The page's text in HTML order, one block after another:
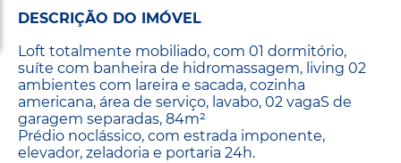
DESCRIÇÃO DO IMÓVEL
Loft totalmente mobiliado, com 01 dormitório,
suíte com banheira de hidromassagem, living 02
ambientes com lareira e sacada, cozinha
americana, área de serviço, lavabo, 02 vagaS de
garagem separadas, 84m²
Prédio noclássico, com estrada imponente,
elevador, zeladoria e portaria 24h.